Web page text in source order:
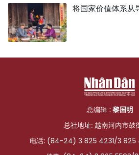
将国家价值体系从
总编辑 : 黎国明
总社地址: 越南河内市鼓
电话: (84-24) 3 825 4231/3 825